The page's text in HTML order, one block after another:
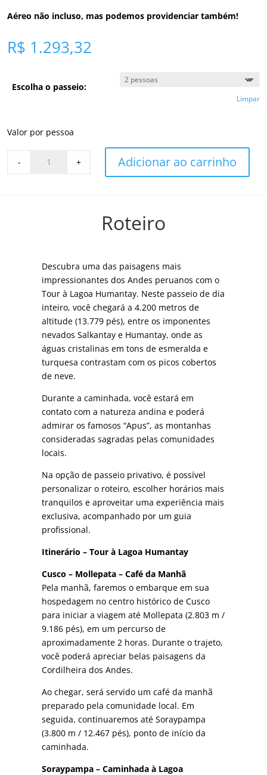
Aéreo não incluso, mas podemos providenciar também!
R$ 1.293,32
Escolha o passeio:
Limpar
Valor por pessoa
- + Adicionar ao carrinho
Roteiro
Descubra uma das paisagens mais
impressionantes dos Andes peruanos com o
Tour à Lagoa Humantay. Neste passeio de dia
inteiro, você chegará a 4.200 metros de
altitude (13.779 pés), entre os imponentes
nevados Salkantay e Humantay, onde as
águas cristalinas em tons de esmeralda e
turquesa contrastam com os picos cobertos
de neve.
Durante a caminhada, você estará em
contato com a natureza andina e poderá
admirar os famosos “Apus”, as montanhas
consideradas sagradas pelas comunidades
locais.
Na opção de passeio privativo, é possível
personalizar o roteiro, escolher horários mais
tranquilos e aproveitar uma experiência mais
exclusiva, acompanhado por um guia
profissional.
Itinerário – Tour à Lagoa Humantay
Cusco – Mollepata – Café da Manhã
Pela manhã, faremos o embarque em sua
hospedagem no centro histórico de Cusco
para iniciar a viagem até Mollepata (2.803 m /
9.186 pés), em um percurso de
aproximadamente 2 horas. Durante o trajeto,
você poderá apreciar belas paisagens da
Cordilheira dos Andes.
Ao chegar, será servido um café da manhã
preparado pela comunidade local. Em
seguida, continuaremos até Soraypampa
(3.800 m / 12.467 pés), ponto de início da
caminhada.
Soraypampa – Caminhada à Lagoa